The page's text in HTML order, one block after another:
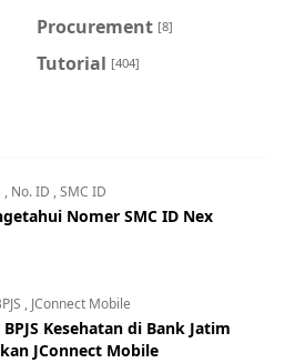
Procurement [8]
Tutorial [404]
, No. ID ,SMC ID
Nomer SMC ID Nex
, JConnect Mobile
Kesehatan di Bank Jatim
JConnect Mobile